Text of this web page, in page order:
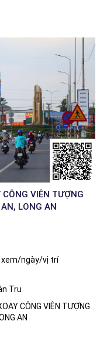
VIÊN TƯỢNG
LONG AN
xem/ngày/vị trí
Trụ
CÔNG VIÊN TƯỢNG
AN